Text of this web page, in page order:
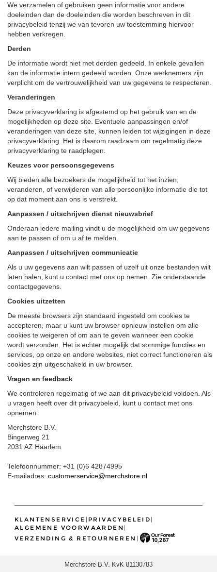
We verzamelen of gebruiken geen informatie voor andere
doeleinden dan de doeleinden die worden beschreven in dit
privacybeleid tenzij we van tevoren uw toestemming hiervoor
hebben verkregen.
Derden
De informatie wordt niet met derden gedeeld. In enkele gevallen
kan de informatie intern gedeeld worden. Onze werknemers zijn
verplicht om de vertrouwelijkheid van uw gegevens te respecteren.
Veranderingen
Deze privacyverklaring is afgestemd op het gebruik van en de
mogelijkheden op deze site. Eventuele aanpassingen en/of
veranderingen van deze site, kunnen leiden tot wijzigingen in deze
privacyverklaring. Het is daarom raadzaam om regelmatig deze
privacyverklaring te raadplegen.
Keuzes voor persoonsgegevens
Wij bieden alle bezoekers de mogelijkheid tot het inzien,
veranderen, of verwijderen van alle persoonlijke informatie die tot
op dat moment aan ons is verstrekt.
Aanpassen / uitschrijven dienst nieuwsbrief
Onderaan iedere mailing vindt u de mogelijkheid om uw gegevens
aan te passen of om u af te melden.
Aanpassen / uitschrijven communicatie
Als u uw gegevens aan wilt passen of uzelf uit onze bestanden wilt
laten halen, kunt u contact met ons op nemen. Zie onderstaande
contactgegevens.
Cookies uitzetten
De meeste browsers zijn standaard ingesteld om cookies te
accepteren, maar u kunt uw browser opnieuw instellen om alle
cookies te weigeren of om aan te geven wanneer een cookie
wordt verzonden. Het is echter mogelijk dat sommige functies en
services, op onze en andere websites, niet correct functioneren als
cookies zijn uitgeschakeld in uw browser.
Vragen en feedback
We controleren regelmatig of we aan dit privacybeleid voldoen. Als
u vragen heeft over dit privacybeleid, kunt u contact met ons
opnemen:
Merchstore B.V.
Bingerweg 21
2031 AZ Haarlem
Telefoonnummer: +31 (0)6 42874995
E-mailadres: customerservice@merchstore.nl
KLANTENSERVICE | PRIVACYBELEID |
ALGEMENE VOORWAARDEN |
VERZENDING & RETOURNEREN | 10,267
Merchstore B.V. KvK 81130783